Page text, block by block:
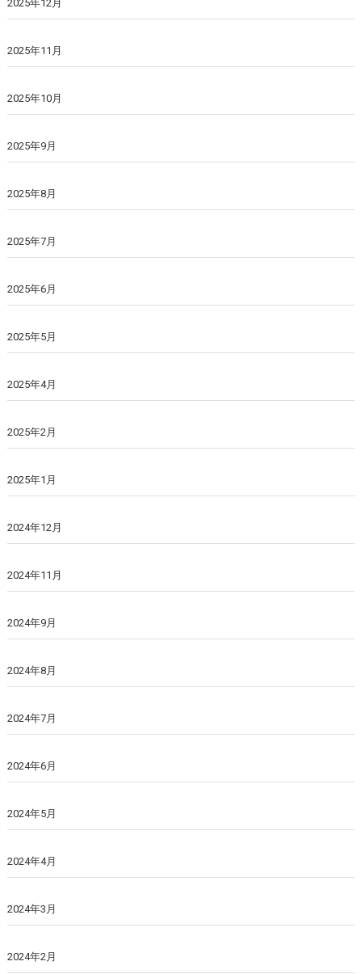
2025年12月
2025年11月
2025年10月
2025年9月
2025年8月
2025年7月
2025年6月
2025年5月
2025年4月
2025年2月
2025年1月
2024年12月
2024年11月
2024年9月
2024年8月
2024年7月
2024年6月
2024年5月
2024年4月
2024年3月
2024年2月